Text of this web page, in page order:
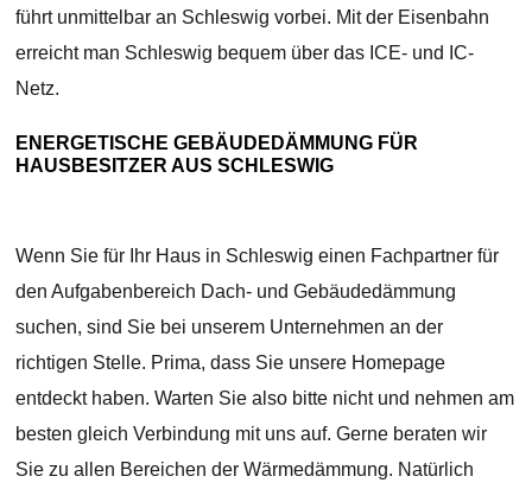
führt unmittelbar an Schleswig vorbei. Mit der Eisenbahn
erreicht man Schleswig bequem über das ICE- und IC-
Netz.
ENERGETISCHE GEBÄUDEDÄMMUNG FÜR
HAUSBESITZER AUS SCHLESWIG
Wenn Sie für Ihr Haus in Schleswig einen Fachpartner für
den Aufgabenbereich Dach- und Gebäudedämmung
suchen, sind Sie bei unserem Unternehmen an der
richtigen Stelle. Prima, dass Sie unsere Homepage
entdeckt haben. Warten Sie also bitte nicht und nehmen am
besten gleich Verbindung mit uns auf. Gerne beraten wir
Sie zu allen Bereichen der Wärmedämmung. Natürlich